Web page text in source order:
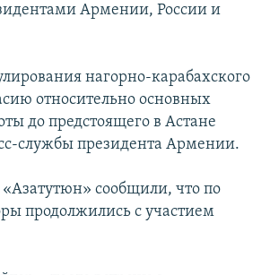
Армении, России и
нагорно-карабахского
относительно основных
до предстоящего в Астане
службы президента Армении.
сообщили, что по
продолжились с участием